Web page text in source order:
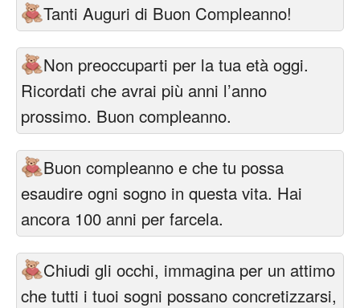
Tanti Auguri di Buon Compleanno!
Non preoccuparti per la tua età oggi.
Ricordati che avrai più anni l’anno
prossimo. Buon compleanno.
Buon compleanno e che tu possa
esaudire ogni sogno in questa vita. Hai
ancora 100 anni per farcela.
Chiudi gli occhi, immagina per un attimo
che tutti i tuoi sogni possano concretizzarsi,